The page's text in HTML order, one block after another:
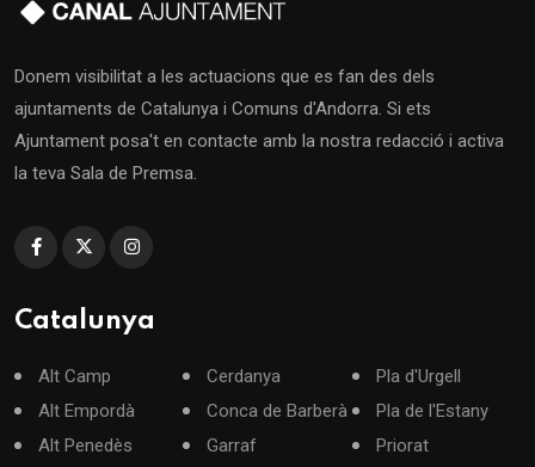
Donem visibilitat a les actuacions que es fan des dels
ajuntaments de Catalunya i Comuns d'Andorra. Si ets
Ajuntament posa't en contacte amb la nostra redacció i activa
la teva Sala de Premsa.
Catalunya
Alt Camp
Alt Empordà
Alt Penedès
Cerdanya
Conca de Barberà
Garraf
Pla d'Urgell
Pla de l'Estany
Priorat